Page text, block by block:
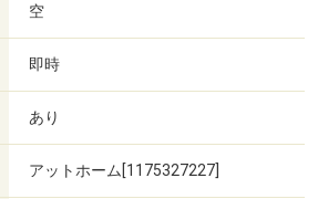
空
即時
あり
アットホーム[1175327227]